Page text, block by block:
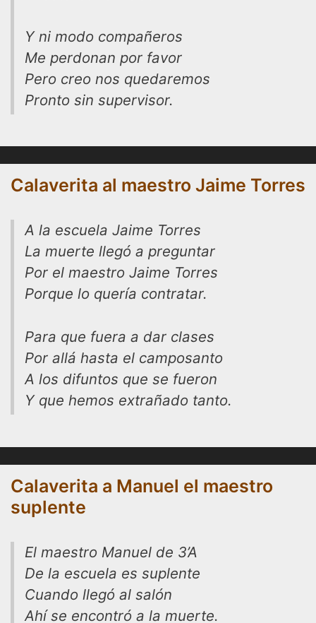
Y ni modo compañeros
Me perdonan por favor
Pero creo nos quedaremos
Pronto sin supervisor.
Calaverita al maestro Jaime Torres
A la escuela Jaime Torres
La muerte llegó a preguntar
Por el maestro Jaime Torres
Porque lo quería contratar.
Para que fuera a dar clases
Por allá hasta el camposanto
A los difuntos que se fueron
Y que hemos extrañado tanto.
Calaverita a Manuel el maestro
suplente
El maestro Manuel de 3’A
De la escuela es suplente
Cuando llegó al salón
Ahí se encontró a la muerte.